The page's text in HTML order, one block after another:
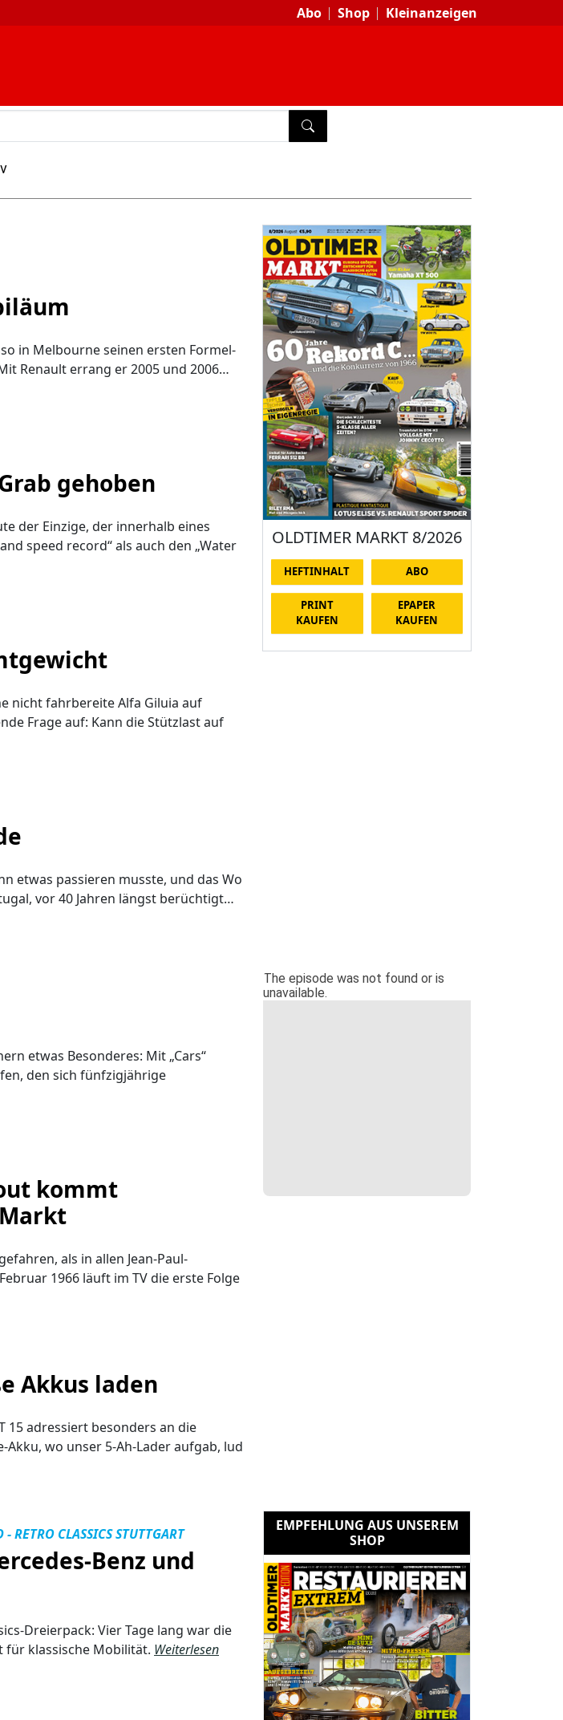
Abo Shop Kleinanzeigen
SUCHEN
in Melbourne seinen ersten Formel-
Renault errang er 2005 und 2006…
gehoben
der Einzige, der innerhalb eines
speed record“ als auch den „Water
nicht fahrbereite Alfa Giluia auf
Frage auf: Kann die Stützlast auf
etwas passieren musste, und das Wo
vor 40 Jahren längst berüchtigt…
etwas Besonderes: Mit „Cars“
den sich fünfzigjährige
kommt
als in allen Jean-Paul-
1966 läuft im TV die erste Folge
Akkus laden
15 adressiert besonders an die
wo unser 5-Ah-Lader aufgab, lud
RETRO CLASSICS STUTTGART
Benz und
Dreierpack: Vier Tage lang war die
für klassische Mobilität. Weiterlesen
OLDTIMER MARKT 8/2026
HEFTINHALT ABO
PRINT
KAUFEN
EPAPER
KAUFEN
EMPFEHLUNG AUS UNSEREM
SHOP